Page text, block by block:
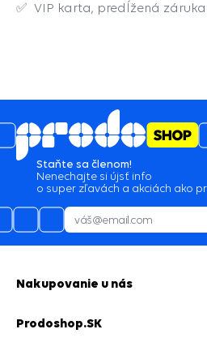
✅ VIP karta, predĺžená
4.6/
3489názory
profi prístup,